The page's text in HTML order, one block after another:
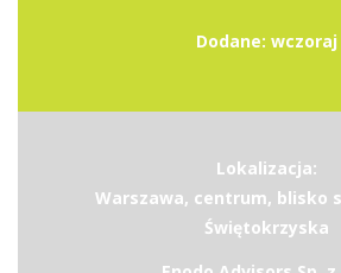
Dodane: wczoraj
Lokalizacja:
Warszawa, centrum, blisko
Świętokrzyska